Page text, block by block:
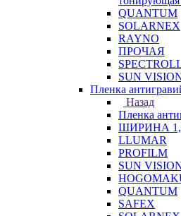
QUANTUM
SOLARNEX
RAYNO
ПРОЧАЯ
SUN
Пленка
Назад
Пленка
ШИРИНА
LLUMAR
PROFILM
SUN
QUANTUM
SAFEX